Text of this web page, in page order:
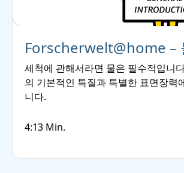
Forscherwelt@home –
세척에 관해서라면 물은 필수적입니
의 기본적인 특질과 특별한 표면장력
니다.
4:13 Min.